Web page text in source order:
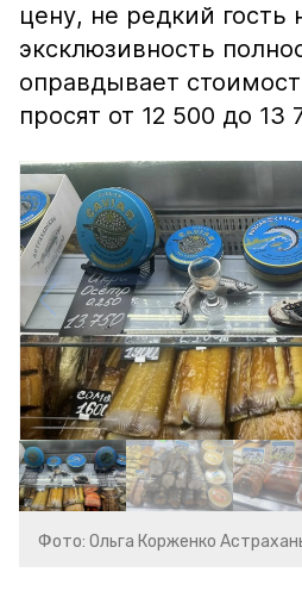
цену, не редкий гость
эксклюзивность
оправдывает
просят от 12 500 до 13
Фото: Ольга Корженко